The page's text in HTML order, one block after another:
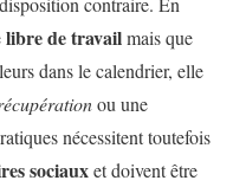
libre de travailmais que
dans le calendrier, elle
ou une
nécessitent toutefois
sociauxet doivent être